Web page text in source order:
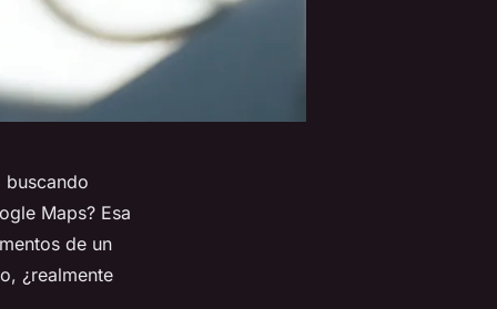
buscando
Maps? Esa
de un
¿realmente